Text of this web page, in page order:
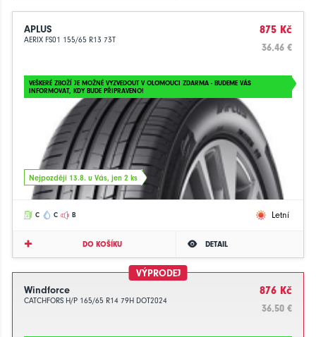
APLUS
AERIX FS01 155/65 R13 73T
875 Kč
36.46 €
VEŠKERÉ ZBOŽÍ JE MOŽNÉ VYZVEDOUT V OLOMOUCI ZDARMA - BUDEME VÁS
INFORMOVAT, KDY BUDE PŘIPRAVENO!
Nejpozději 13.8. u Vás, jen 2 ks
C C B Letní
DO KOŠÍKU DETAIL
VÝPRODEJ
Windforce
CATCHFORS H/P 165/65 R14 79H DOT2024
876 Kč
36.50 €